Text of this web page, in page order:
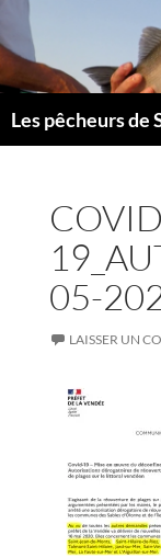
au
contenu
Les pêcheurs de
05-
LAISSER UN